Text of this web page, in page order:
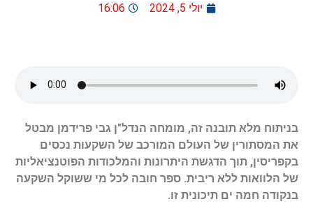
יולי 5, 2024 16:06
בניתוח מלא תובנה זה, מומחה הנדל"ן גבי פרידמן מבטל
את המסתורין של העולם המורכב של השקעות נכסים
בקפריסין, תוך הדגשת היתרונות והמלכודות הפוטנציאליות
של הלוואות ללא ריבית. ספר חובה לכל מי ששוקל השקעה
בנקודה חמה ים תיכונית זו.